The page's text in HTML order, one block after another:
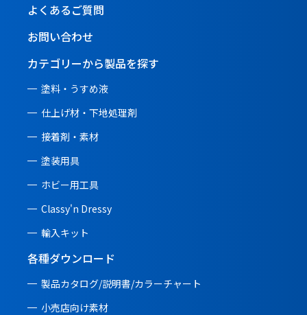
よくあるご質問
お問い合わせ
カテゴリーから製品を探す
塗料・うすめ液
仕上げ材・下地処理剤
接着剤・素材
塗装用具
ホビー用工具
Classy'n Dressy
輸入キット
各種ダウンロード
製品カタログ/説明書/カラーチャート
小売店向け素材